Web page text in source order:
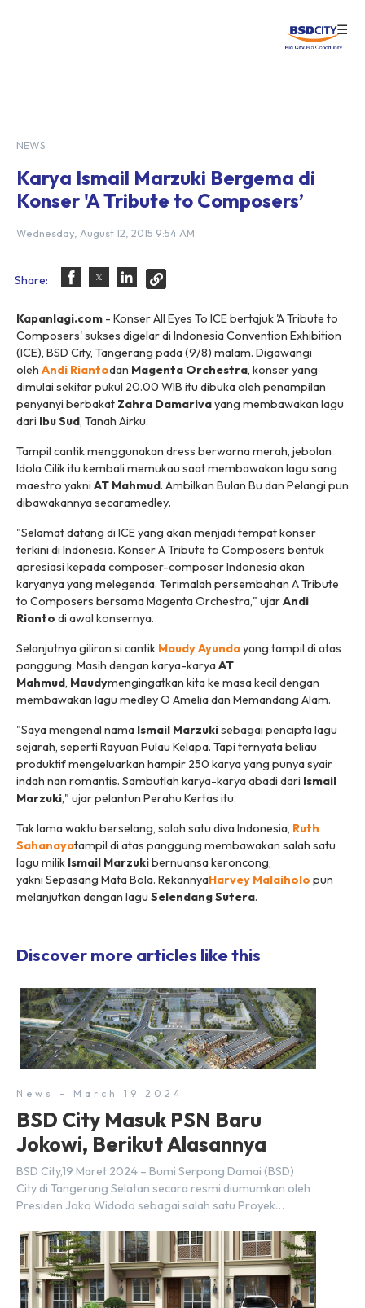
☰
NEWS
Karya Ismail Marzuki Bergema di
Konser 'A Tribute to Composers’
Wednesday, August 12, 2015 9:54 AM
Share:
Kapanlagi.com - Konser All Eyes To ICE bertajuk 'A Tribute to
Composers' sukses digelar di Indonesia Convention Exhibition
(ICE), BSD City, Tangerang pada (9/8) malam. Digawangi
oleh Andi Riantodan Magenta Orchestra, konser yang
dimulai sekitar pukul 20.00 WIB itu dibuka oleh penampilan
penyanyi berbakat Zahra Damarivayang membawakan lagu
dari Ibu Sud, Tanah Airku.
Tampil cantik menggunakan dress berwarna merah, jebolan
Idola Cilik itu kembali memukau saat membawakan lagu sang
maestro yakni AT Mahmud. Ambilkan Bulan Bu dan Pelangi pun
dibawakannya secaramedley.
"Selamat datang di ICE yang akan menjadi tempat konser
terkini di Indonesia. Konser A Tribute to Composers bentuk
apresiasi kepada composer-composer Indonesia akan
karyanya yang melegenda. Terimalah persembahan A Tribute
to Composers bersama Magenta Orchestra," ujarAndi
Rianto di awal konsernya.
Selanjutnya giliran si cantik Maudy Ayundayang tampil di atas
panggung. Masih dengan karya-karyaAT
Mahmud, Maudymengingatkan kita ke masa kecil dengan
membawakan lagu medley O Ameliadan Memandang Alam.
"Saya mengenal nama Ismail Marzukisebagai pencipta lagu
sejarah, seperti Rayuan Pulau Kelapa. Tapi ternyata beliau
produktif mengeluarkan hampir 250 karya yang punya syair
indah nan romantis. Sambutlah karya-karya abadi dari Ismail
Marzuki," ujar pelantun Perahu Kertas itu.
Tak lama waktu berselang, salah satu diva Indonesia, Ruth
Sahanayatampil di atas panggung membawakan salah satu
lagu milik Ismail Marzukibernuansa keroncong,
yakni Sepasang Mata Bola. RekannyaHarvey Malaiholo pun
melanjutkan dengan lagu Selendang Sutera.
Discover more articles like this
News - March 19 2024
BSD City Masuk PSN Baru
Jokowi, Berikut Alasannya
BSD City,19 Maret 2024 – Bumi Serpong Damai (BSD)
City di Tangerang Selatan secara resmi diumumkan oleh
Presiden Joko Widodo sebagai salah satu Proyek
dibuat oleh Menteri Koordinator Bidang Perekonomian,
Airlangga Hartarto, setelah Rapat Terbatas (ratas)
bersama Jokowi di Istana Kepresidenan pada hari Senin,
18 Maret 2024. Selain […]